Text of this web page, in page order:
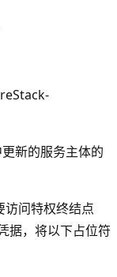
新的服务主体的
访问特权终结点
据，将以下占位符